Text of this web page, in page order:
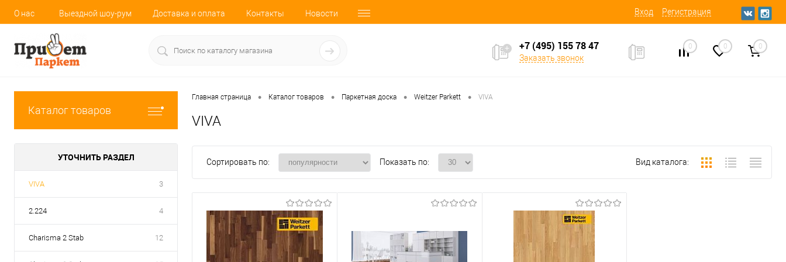
О нас Выездной шоу-рум Доставка и оплата Контакты Новости Вход Регистрация
+7 (495) 155 78 47
Заказать звонок
0 0 0
Каталог товаров
УТОЧНИТЬ РАЗДЕЛ
VIVA 3
2.224 4
Charisma 2 Stab 12
Главная страница • Каталог товаров • Паркетная доска • Weitzer Parkett • VIVA
VIVA
Сортировать по: Показать по: Вид каталога: